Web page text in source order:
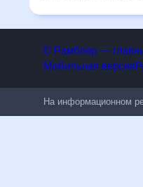
© Рамблер —
На информационном